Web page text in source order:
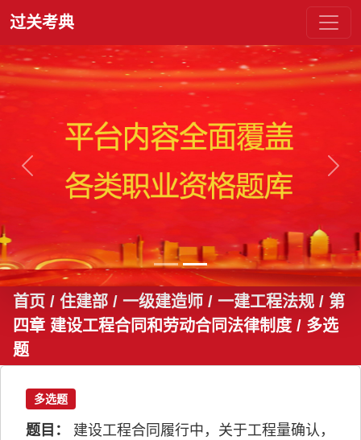
过关考典
上一张 下一
首页 / 住建部 / 一级建造师 / 一建工程法规 / 第
四章 建设工程合同和劳动合同法律制度 / 多选
题
多选题
题目：
建设工程合同履行中，关于工程量确认，